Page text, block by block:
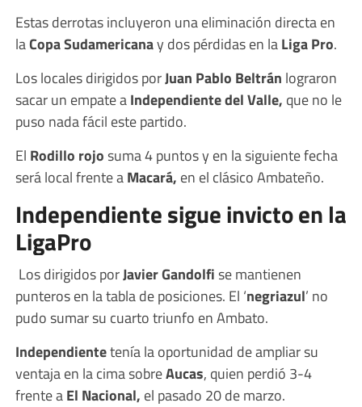
Estas derrotas incluyeron una eliminación directa en
laCopa Sudamericanay dos pérdidas en laLiga Pro.
Los locales dirigidos porJuan Pablo Beltrán lograron
sacar un empate aIndependiente del Valle, que no le
puso nada fácil este partido.
El Rodillo rojosuma 4 puntos y en la siguiente fecha
será local frente aMacará, en el clásico Ambateño.
Independiente sigue invicto en la
LigaPro
Los dirigidos porJavier Gandolfise mantienen
punteros en la tabla de posiciones. El ‘negriazul’ no
pudo sumar su cuarto triunfo en Ambato.
Independientetenía la oportunidad de ampliar su
ventaja en la cima sobreAucas, quien perdió 3-4
frente aEl Nacional, el pasado 20 de marzo.